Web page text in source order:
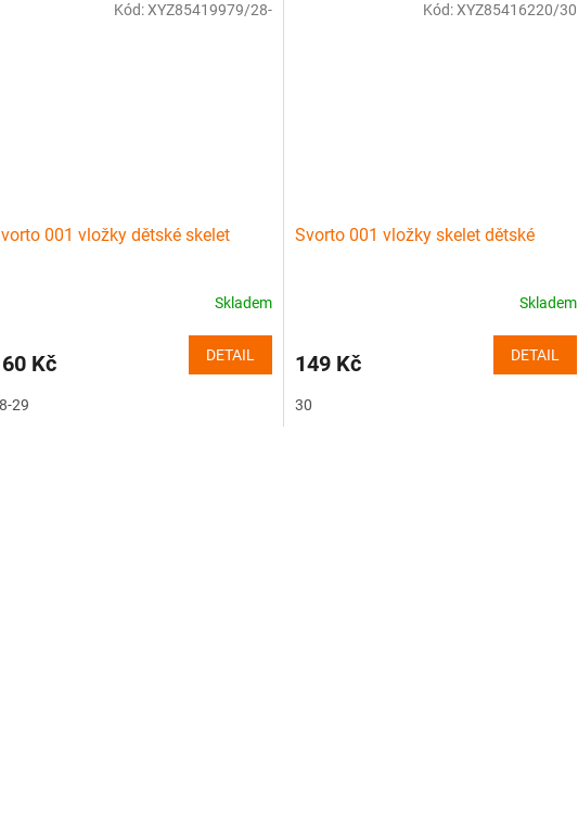
001 vložky dětské skelet
Skladem
Kč DETAIL
29
Kód:XYZ85419979/28-
Svorto 001 vložky skelet dětské
Skladem
149 Kč DETAIL
30
Kód:XYZ85416220/30